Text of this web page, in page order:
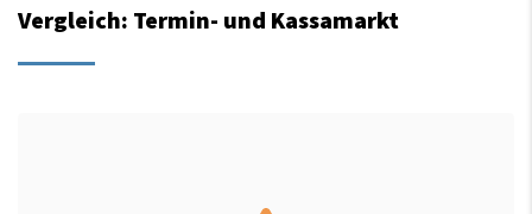
Vergleich: Termin- und Kassamarkt